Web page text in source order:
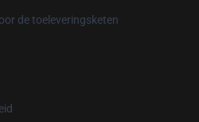
de toeleveringsketen